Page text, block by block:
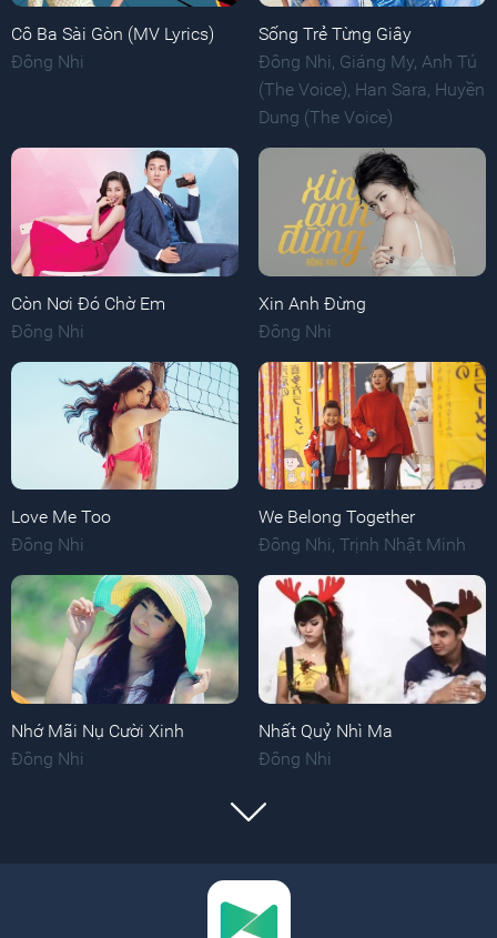
Cô Ba Sài Gòn (MV Lyrics)
Đông Nhi
Sống Trẻ Từng Giây
Đông Nhi, Giáng My, Anh Tú
(The Voice), Han Sara, Huyền
Dung (The Voice)
Còn Nơi Đó Chờ Em
Đông Nhi
Xin Anh Đừng
Đông Nhi
Love Me Too
Đông Nhi
We Belong Together
Đông Nhi, Trịnh Nhật Minh
Nhớ Mãi Nụ Cười Xinh
Đông Nhi
Nhất Quỷ Nhì Ma
Đông Nhi